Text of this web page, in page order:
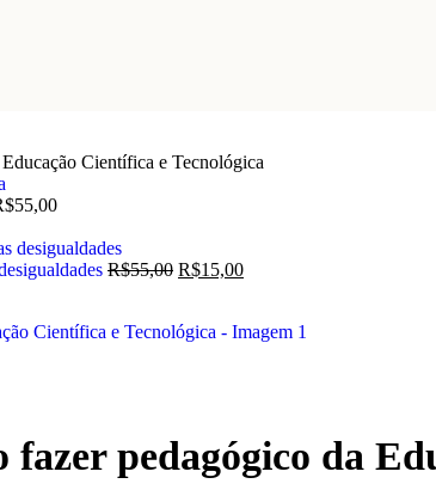
Científica e Tecnológica
55,00
R$55,00 R$15,00
pedagógico da